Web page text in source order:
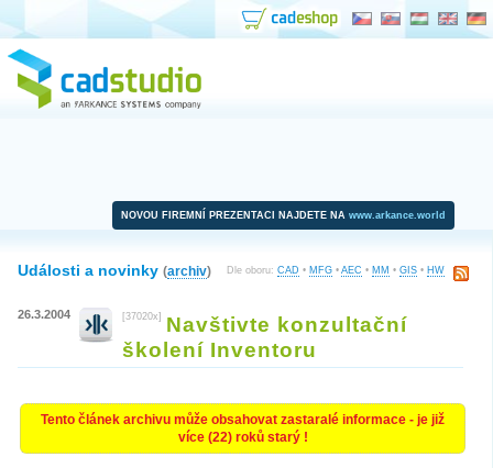
NOVOU FIREMNÍ PREZENTACI NAJDETE NA www.arkance.world
Dle oboru: CAD • MFG • AEC • MM • GIS • HW
Události a novinky (archiv)
26.3.2004 [37020x]
Navštivte konzultační
školení Inventoru
Tento článek archivu může obsahovat zastaralé informace - je již
více (22) roků starý !